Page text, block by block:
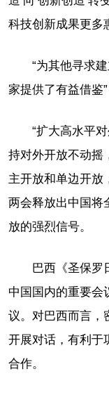
科技创新成果更多
“为其他寻求
家提供了有益借鉴”
“扩大高水平
持对外开放不动摇
主开放和单边开
两会释放出中国将
放的强烈信号。
巴西《圣保罗
中国国内的重要会
议。对巴西而言，
开展对话，有利于
合作。